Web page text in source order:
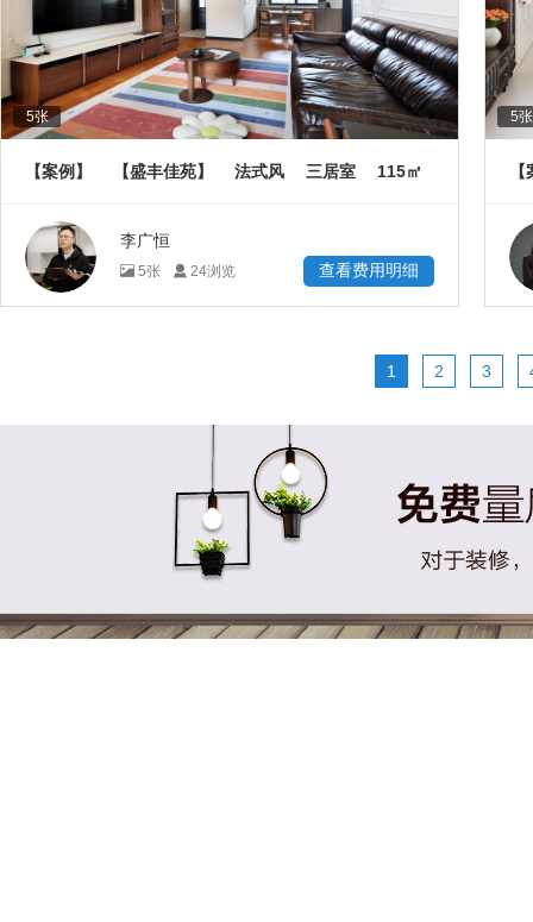
5张
【案例】 【盛丰佳苑】 法式风 三居室 115㎡
李广恒
5张 24浏览 查看费用明细
5张
1 2 3